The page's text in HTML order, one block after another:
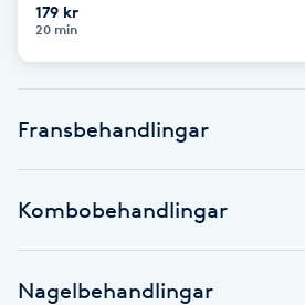
Barber
Blowout
Bottenfärg
179 kr
20 min
Fransbehandlingar
Kombobehandlingar
Nagelbehandlingar